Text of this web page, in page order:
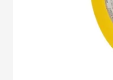
Die Daten werden